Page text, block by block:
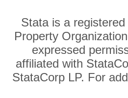
Stata is a
Property
expressed
affiliated with
StataCorp LP. For